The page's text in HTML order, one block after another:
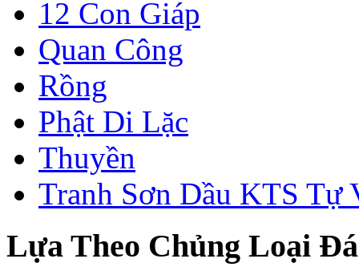
12 Con Giáp
Quan Công
Rồng
Phật Di Lặc
Thuyền
Tranh Sơn Dầu KTS Tự
Lựa Theo Chủng Loại Đá